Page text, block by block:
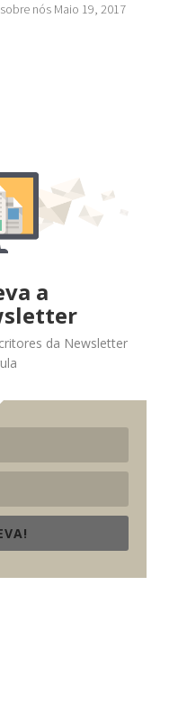
nós Maio 19, 2017
a
da Newsletter